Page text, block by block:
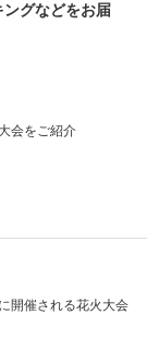
ングなどをお届
会をご紹介
開催される花火大会